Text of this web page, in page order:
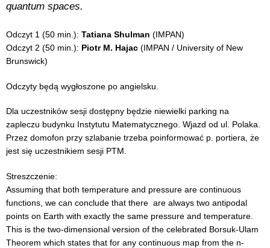
quantum spaces.
Odczyt 1 (50 min.): Tatiana Shulman (IMPAN)
Odczyt 2 (50 min.): Piotr M. Hajac (IMPAN / University of New
Brunswick)
Odczyty będą wygłoszone po angielsku.
Dla uczestników sesji dostępny będzie niewielki parking na
zapleczu budynku Instytutu Matematycznego. Wjazd od ul. Polaka.
Przez domofon przy szlabanie trzeba poinformować p. portiera, że
jest się uczestnikiem sesji PTM.
Streszczenie:
Assuming that both temperature and pressure are continuous
functions, we can conclude that there are always two antipodal
points on Earth with exactly the same pressure and temperature.
This is the two-dimensional version of the celebrated Borsuk-Ulam
Theorem which states that for any continuous map from the n-